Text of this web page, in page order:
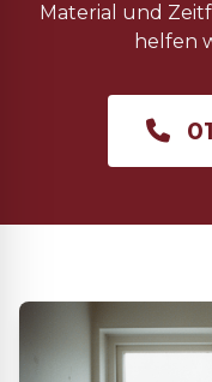
Material und
helfen